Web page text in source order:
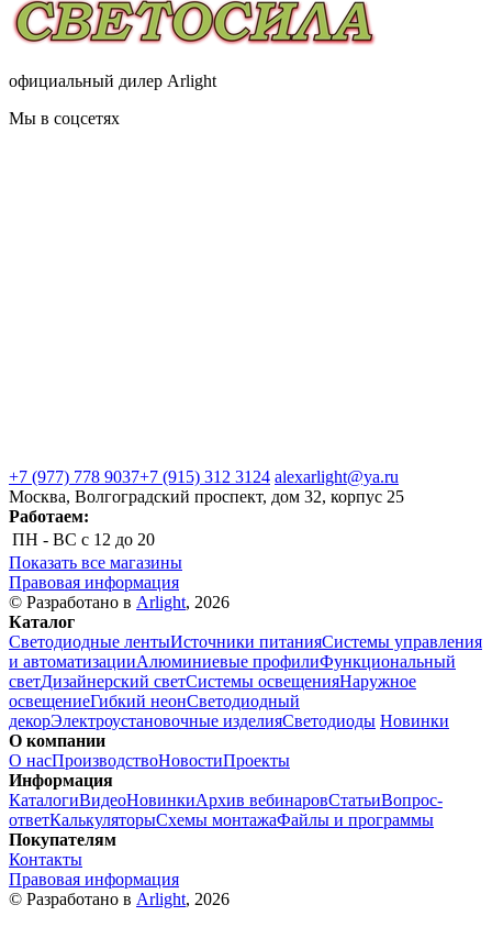
официальный дилер Arlight
Мы в соцсетях
+7 (977) 778 9037+7 (915) 312 3124 alexarlight@ya.ru
Москва, Волгоградский проспект, дом 32, корпус 25
Работаем:
ПН - ВС с 12 до 20
Показать все магазины
Правовая информация
© Разработано в Arlight, 2026
Каталог
Светодиодные лентыИсточники питанияСистемы управления
и автоматизацииАлюминиевые профилиФункциональный
светДизайнерский светСистемы освещенияНаружное
освещениеГибкий неонСветодиодный
декорЭлектроустановочные изделияСветодиоды Новинки
О компании
О насПроизводствоНовостиПроекты
Информация
КаталогиВидеоНовинкиАрхив вебинаровСтатьиВопрос-
ответКалькуляторыСхемы монтажаФайлы и программы
Покупателям
Контакты
Правовая информация
© Разработано в Arlight, 2026